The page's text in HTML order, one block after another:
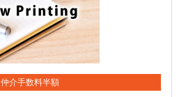
仲介手数料半額